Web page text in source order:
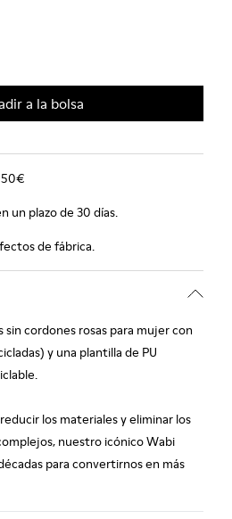
a la bolsa
un plazo de 30 días.
de fábrica.
sin cordones rosas para mujer con
y una plantilla de PU
los materiales y eliminar los
nuestro icónico Wabi
para convertirnos en más